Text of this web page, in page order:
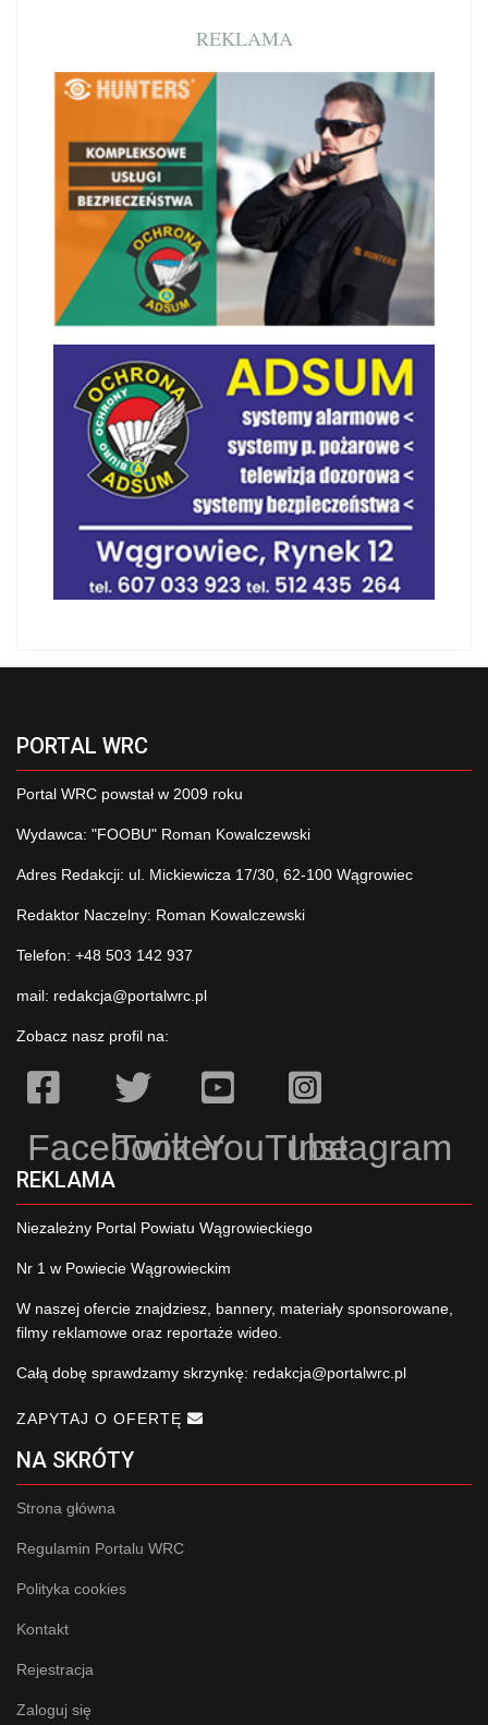
REKLAMA
PORTAL WRC
Portal WRC powstał w 2009 roku
Wydawca: "FOOBU" Roman Kowalczewski
Adres Redakcji: ul. Mickiewicza 17/30, 62-100 Wągrowiec
Redaktor Naczelny: Roman Kowalczewski
Telefon: +48 503 142 937
mail: redakcja@portalwrc.pl
Zobacz nasz profil na:
Facebook
TwitterYouTubeInstagram
REKLAMA
Niezależny Portal Powiatu Wągrowieckiego
Nr 1 w Powiecie Wągrowieckim
W naszej ofercie znajdziesz, bannery, materiały sponsorowane,
filmy reklamowe oraz reportaże wideo.
Całą dobę sprawdzamy skrzynkę: redakcja@portalwrc.pl
ZAPYTAJ O OFERTĘ
NA SKRÓTY
Strona główna
Regulamin Portalu WRC
Polityka cookies
Kontakt
Rejestracja
Zaloguj się